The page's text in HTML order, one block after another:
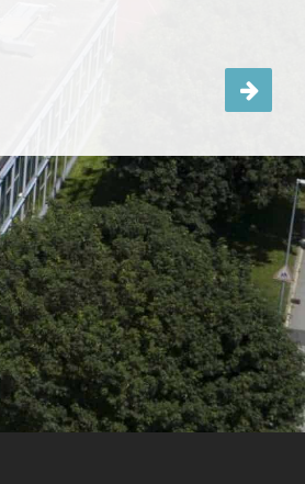
Accudimento_indicazioni per le famiglie